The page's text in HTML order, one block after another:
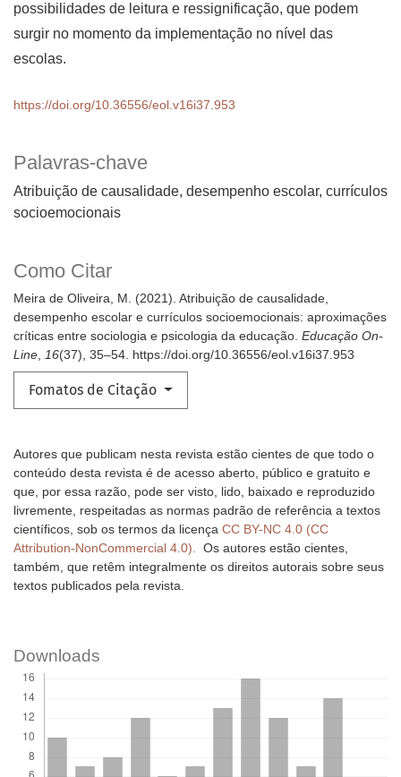
Palavras-chave
Atribuição de causalidade desempenho escolar currículos
socioemocionais
Como Citar
Meira de Oliveira, M. (2021). Atribuição de causalidade,
desempenho escolar e currículos socioemocionais: aproximações
críticas entre sociologia e psicologia da educação. Educação On-
Line, 16(37), 35–54. https://doi.org/10.36556/eol.v16i37.953
Fomatos de Citação
possibilidades de leitura e ressignificação, que podem
surgir no momento da implementação no nível das
escolas.
https://doi.org/10.36556/eol.v16i37.953
Autores que publicam nesta revista estão cientes de que todo o
conteúdo desta revista é de acesso aberto, público e gratuito e
que, por essa razão, pode ser visto, lido, baixado e reproduzido
livremente, respeitadas as normas padrão de referência a textos
científicos, sob os termos da licença CC BY-NC 4.0 (CC
Attribution-NonCommercial 4.0). Os autores estão cientes,
também, que retêm integralmente os direitos autorais sobre seus
textos publicados pela revista.
Downloads